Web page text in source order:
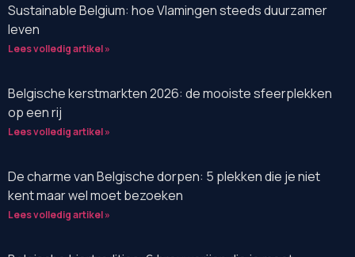
Sustainable Belgium: hoe Vlamingen steeds duurzamer
leven
Lees volledig artikel »
Belgische kerstmarkten 2026: de mooiste sfeerplekken
op een rij
Lees volledig artikel »
De charme van Belgische dorpen: 5 plekken die je niet
kent maar wel moet bezoeken
Lees volledig artikel »